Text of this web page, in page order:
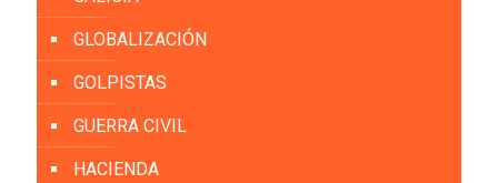
GLOBALIZACIÓN
GOLPISTAS
GUERRA CIVIL
HACIENDA